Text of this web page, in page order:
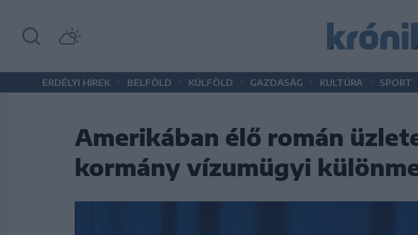
ERDÉLYI HÍREK BELFÖLD KÜLFÖLD GAZDASÁG KULTÚRA SPORT
Amerikában élő román
kormány vízumügyi